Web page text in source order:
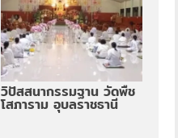
วิปัสสนากรรมฐาน วัดพืช
โสภาราม อุบลราชธานี